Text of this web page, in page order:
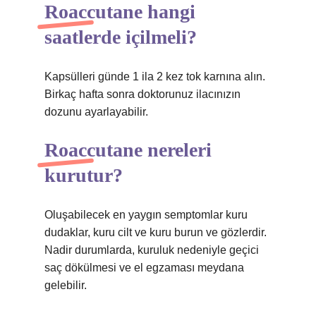
Roaccutane hangi
saatlerde içilmeli?
Kapsülleri günde 1 ila 2 kez tok karnına alın.
Birkaç hafta sonra doktorunuz ilacınızın
dozunu ayarlayabilir.
Roaccutane nereleri
kurutur?
Oluşabilecek en yaygın semptomlar kuru
dudaklar, kuru cilt ve kuru burun ve gözlerdir.
Nadir durumlarda, kuruluk nedeniyle geçici
saç dökülmesi ve el egzaması meydana
gelebilir.